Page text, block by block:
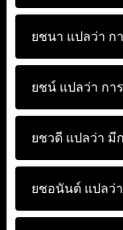
ยชนา แปลว่า ก
ยชน์ แปลว่า กา
ยชวดี แปลว่า มี
ยชอนันต์ แปลว่า